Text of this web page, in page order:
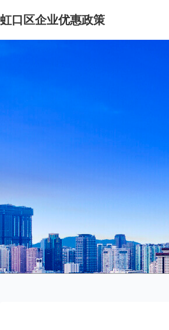
虹口区企业优惠政策